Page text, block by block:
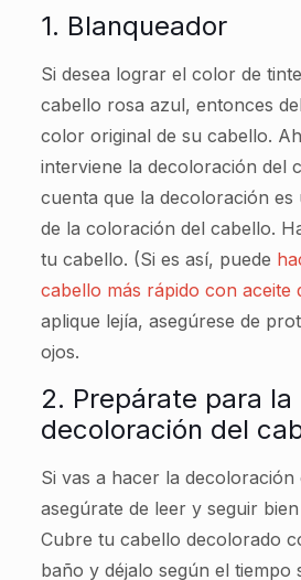
1. Blanqueador
Si desea lograr el color de
cabello rosa azul, entonces
color original de su cabello.
interviene la decoloración del
cuenta que la decoloración
de la coloración del cabello.
tu cabello. (Si es así, puede
cabello más rápido con aceite
aplique lejía, asegúrese de
ojos.
2. Prepárate para la
decoloración del
Si vas a hacer la decoloración
asegúrate de leer y seguir
Cubre tu cabello decolorado
baño y déjalo según el tiempo